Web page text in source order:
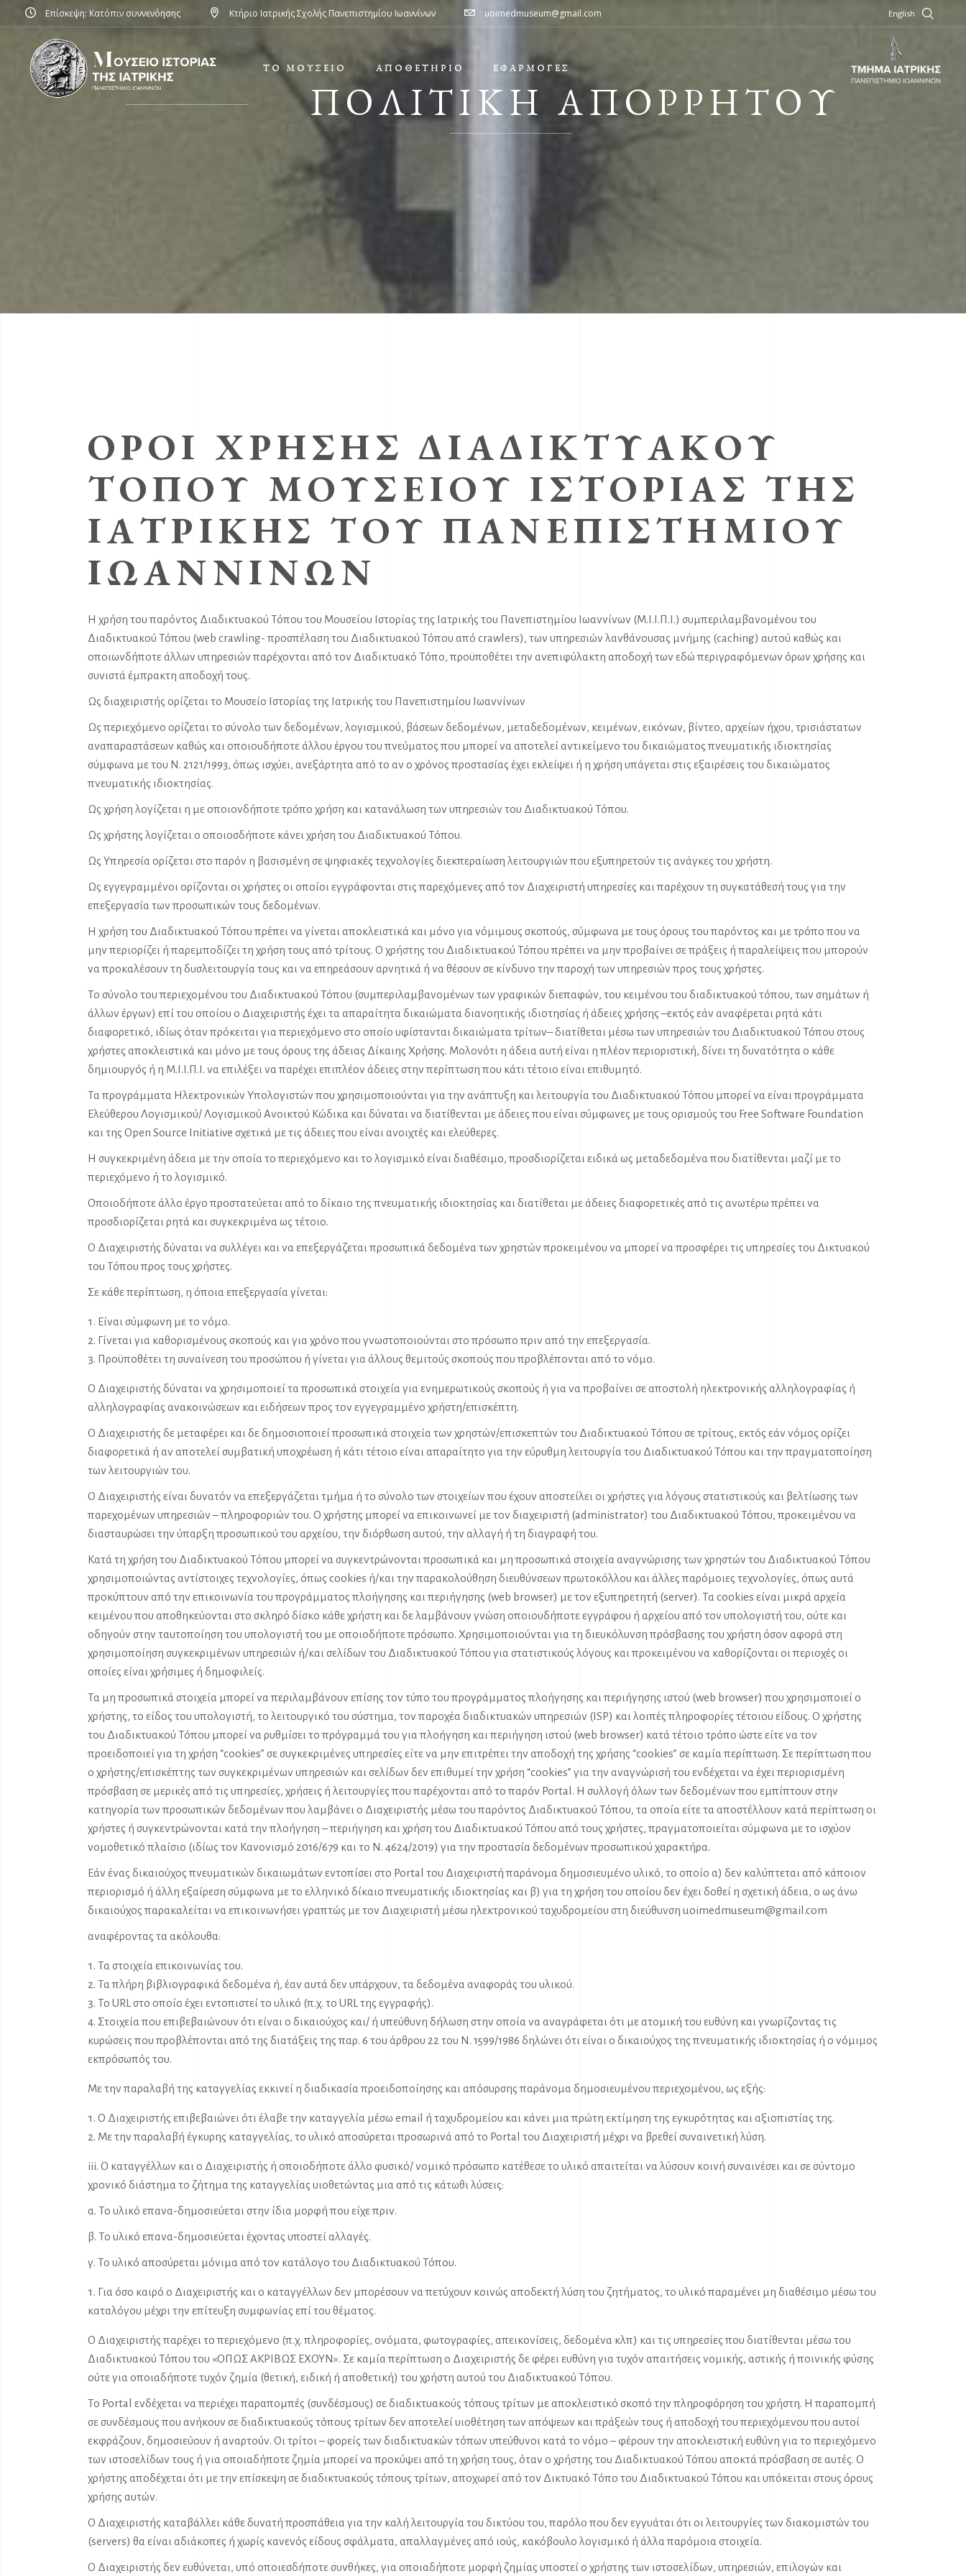
Επίσκεψη: Κατόπιν συννενόησης Κτήριο Ιατρικής Σχολής Πανεπιστημίου Ιωαννίνων uoimedmuseum@gmail.com English
ΤΟ ΜΟΥΣΕΙΟ ΑΠΟΘΕΤΉΡΙΟ ΕΦΑΡΜΟΓΕΣ
ΠΟΛΙΤΙΚΗ ΑΠΟΡΡΗΤΟΥ
ΌΡΟΙ ΧΡΉΣΗΣ ΔΙΑΔΙΚΤΥΑΚΟΎ
ΤΌΠΟΥ ΜΟΥΣΕΊΟΥ ΙΣΤΟΡΊΑΣ ΤΗΣ
ΙΑΤΡΙΚΉΣ ΤΟΥ ΠΑΝΕΠΙΣΤΗΜΊΟΥ
ΙΩΑΝΝΊΝΩΝ
Η χρήση του παρόντος Διαδικτυακού Τόπου του Μουσείου Ιστορίας της Ιατρικής του Πανεπιστημίου Ιωαννίνων (Μ.Ι.Ι.Π.Ι.) συμπεριλαμβανομένου του
Διαδικτυακού Τόπου (web crawling- προσπέλαση του Διαδικτυακού Τόπου από crawlers), των υπηρεσιών λανθάνουσας μνήμης (caching) αυτού καθώς και
οποιωνδήποτε άλλων υπηρεσιών παρέχονται από τον Διαδικτυακό Τόπο, προϋποθέτει την ανεπιφύλακτη αποδοχή των εδώ περιγραφόμενων όρων χρήσης και
συνιστά έμπρακτη αποδοχή τους.
Ως διαχειριστής ορίζεται το Μουσείο Ιστορίας της Ιατρικής του Πανεπιστημίου Ιωαννίνων
Ως περιεχόμενο ορίζεται το σύνολο των δεδομένων, λογισμικού, βάσεων δεδομένων, μεταδεδομένων, κειμένων, εικόνων, βίντεο, αρχείων ήχου, τρισιάστατων
αναπαραστάσεων καθώς και οποιουδήποτε άλλου έργου του πνεύματος που μπορεί να αποτελεί αντικείμενο του δικαιώματος πνευματικής ιδιοκτησίας
σύμφωνα με του Ν. 2121/1993, όπως ισχύει, ανεξάρτητα από το αν ο χρόνος προστασίας έχει εκλείψει ή η χρήση υπάγεται στις εξαιρέσεις του δικαιώματος
πνευματικής ιδιοκτησίας.
Ως χρήση λογίζεται η με οποιονδήποτε τρόπο χρήση και κατανάλωση των υπηρεσιών του Διαδικτυακού Τόπου.
Ως χρήστης λογίζεται ο οποιοσδήποτε κάνει χρήση του Διαδικτυακού Τόπου.
Ως Υπηρεσία ορίζεται στο παρόν η βασισμένη σε ψηφιακές τεχνολογίες διεκπεραίωση λειτουργιών που εξυπηρετούν τις ανάγκες του χρήστη.
Ως εγγεγραμμένοι ορίζονται οι χρήστες οι οποίοι εγγράφονται στις παρεχόμενες από τον Διαχειριστή υπηρεσίες και παρέχουν τη συγκατάθεσή τους για την
επεξεργασία των προσωπικών τους δεδομένων.
Η χρήση του Διαδικτυακού Τόπου πρέπει να γίνεται αποκλειστικά και μόνο για νόμιμους σκοπούς, σύμφωνα με τους όρους του παρόντος και με τρόπο που να
μην περιορίζει ή παρεμποδίζει τη χρήση τους από τρίτους. Ο χρήστης του Διαδικτυακού Τόπου πρέπει να μην προβαίνει σε πράξεις ή παραλείψεις που μπορούν
να προκαλέσουν τη δυσλειτουργία τους και να επηρεάσουν αρνητικά ή να θέσουν σε κίνδυνο την παροχή των υπηρεσιών προς τους χρήστες.
Το σύνολο του περιεχομένου του Διαδικτυακού Τόπου (συμπεριλαμβανομένων των γραφικών διεπαφών, του κειμένου του διαδικτυακού τόπου, των σημάτων ή
άλλων έργων) επί του οποίου ο Διαχειριστής έχει τα απαραίτητα δικαιώματα διανοητικής ιδιοτησίας ή άδειες χρήσης –εκτός εάν αναφέρεται ρητά κάτι
διαφορετικό, ιδίως όταν πρόκειται για περιεχόμενο στο οποίο υφίστανται δικαιώματα τρίτων– διατίθεται μέσω των υπηρεσιών του Διαδικτυακού Τόπου στους
χρήστες αποκλειστικά και μόνο με τους όρους της άδειας Δίκαιης Χρήσης. Μολονότι η άδεια αυτή είναι η πλέον περιοριστική, δίνει τη δυνατότητα ο κάθε
δημιουργός ή η Μ.Ι.Ι.Π.Ι. να επιλέξει να παρέχει επιπλέον άδειες στην περίπτωση που κάτι τέτοιο είναι επιθυμητό.
Τα προγράμματα Ηλεκτρονικών Υπολογιστών που χρησιμοποιούνται για την ανάπτυξη και λειτουργία του Διαδικτυακού Τόπου μπορεί να είναι προγράμματα
Ελεύθερου Λογισμικού/ Λογισμικού Ανοικτού Κώδικα και δύναται να διατίθενται με άδειες που είναι σύμφωνες με τους ορισμούς του Free Software Foundation
και της Open Source Initiative σχετικά με τις άδειες που είναι ανοιχτές και ελεύθερες.
Η συγκεκριμένη άδεια με την οποία το περιεχόμενο και το λογισμικό είναι διαθέσιμο, προσδιορίζεται ειδικά ως μεταδεδομένα που διατίθενται μαζί με το
περιεχόμενο ή το λογισμικό.
Οποιοδήποτε άλλο έργο προστατεύεται από το δίκαιο της πνευματικής ιδιοκτησίας και διατίθεται με άδειες διαφορετικές από τις ανωτέρω πρέπει να
προσδιορίζεται ρητά και συγκεκριμένα ως τέτοιο.
Ο Διαχειριστής δύναται να συλλέγει και να επεξεργάζεται προσωπικά δεδομένα των χρηστών προκειμένου να μπορεί να προσφέρει τις υπηρεσίες του Δικτυακού
του Τόπου προς τους χρήστες.
Σε κάθε περίπτωση, η όποια επεξεργασία γίνεται:
Είναι σύμφωνη με το νόμο.
Γίνεται για καθορισμένους σκοπούς και για χρόνο που γνωστοποιούνται στο πρόσωπο πριν από την επεξεργασία.
Προϋποθέτει τη συναίνεση του προσώπου ή γίνεται για άλλους θεμιτούς σκοπούς που προβλέπονται από το νόμο.
Ο Διαχειριστής δύναται να χρησιμοποιεί τα προσωπικά στοιχεία για ενημερωτικούς σκοπούς ή για να προβαίνει σε αποστολή ηλεκτρονικής αλληλογραφίας ή
αλληλογραφίας ανακοινώσεων και ειδήσεων προς τον εγγεγραμμένο χρήστη/επισκέπτη.
Ο Διαχειριστής δε μεταφέρει και δε δημοσιοποιεί προσωπικά στοιχεία των χρηστών/επισκεπτών του Διαδικτυακού Τόπου σε τρίτους, εκτός εάν νόμος ορίζει
διαφορετικά ή αν αποτελεί συμβατική υποχρέωση ή κάτι τέτοιο είναι απαραίτητο για την εύρυθμη λειτουργία του Διαδικτυακού Τόπου και την πραγματοποίηση
των λειτουργιών του.
Ο Διαχειριστής είναι δυνατόν να επεξεργάζεται τμήμα ή το σύνολο των στοιχείων που έχουν αποστείλει οι χρήστες για λόγους στατιστικούς και βελτίωσης των
παρεχομένων υπηρεσιών – πληροφοριών του. Ο χρήστης μπορεί να επικοινωνεί με τον διαχειριστή (administrator) του Διαδικτυακού Τόπου, προκειμένου να
διασταυρώσει την ύπαρξη προσωπικού του αρχείου, την διόρθωση αυτού, την αλλαγή ή τη διαγραφή του.
Κατά τη χρήση του Διαδικτυακού Τόπου μπορεί να συγκεντρώνονται προσωπικά και μη προσωπικά στοιχεία αναγνώρισης των χρηστών του Διαδικτυακού Τόπου
χρησιμοποιώντας αντίστοιχες τεχνολογίες, όπως cookies ή/και την παρακολούθηση διευθύνσεων πρωτοκόλλου και άλλες παρόμοιες τεχνολογίες, όπως αυτά
προκύπτουν από την επικοινωνία του προγράμματος πλοήγησης και περιήγησης (web browser) με τον εξυπηρετητή (server). Τα cookies είναι μικρά αρχεία
κειμένου που αποθηκεύονται στο σκληρό δίσκο κάθε χρήστη και δε λαμβάνουν γνώση οποιουδήποτε εγγράφου ή αρχείου από τον υπολογιστή του, ούτε και
οδηγούν στην ταυτοποίηση του υπολογιστή του με οποιοδήποτε πρόσωπο. Χρησιμοποιούνται για τη διευκόλυνση πρόσβασης του χρήστη όσον αφορά στη
χρησιμοποίηση συγκεκριμένων υπηρεσιών ή/και σελίδων του Διαδικτυακού Τόπου για στατιστικούς λόγους και προκειμένου να καθορίζονται οι περιοχές οι
οποίες είναι χρήσιμες ή δημοφιλείς.
Τα μη προσωπικά στοιχεία μπορεί να περιλαμβάνουν επίσης τον τύπο του προγράμματος πλοήγησης και περιήγησης ιστού (web browser) που χρησιμοποιεί ο
χρήστης, το είδος του υπολογιστή, το λειτουργικό του σύστημα, τον παροχέα διαδικτυακών υπηρεσιών (ISP) και λοιπές πληροφορίες τέτοιου είδους. Ο χρήστης
του Διαδικτυακού Τόπου μπορεί να ρυθμίσει το πρόγραμμά του για πλοήγηση και περιήγηση ιστού (web browser) κατά τέτοιο τρόπο ώστε είτε να τον
προειδοποιεί για τη χρήση “cookies” σε συγκεκριμένες υπηρεσίες είτε να μην επιτρέπει την αποδοχή της χρήσης “cookies” σε καμία περίπτωση. Σε περίπτωση που
ο χρήστης/επισκέπτης των συγκεκριμένων υπηρεσιών και σελίδων δεν επιθυμεί την χρήση “cookies” για την αναγνώρισή του ενδέχεται να έχει περιορισμένη
πρόσβαση σε μερικές από τις υπηρεσίες, χρήσεις ή λειτουργίες που παρέχονται από το παρόν Portal. Η συλλογή όλων των δεδομένων που εμπίπτουν στην
κατηγορία των προσωπικών δεδομένων που λαμβάνει ο Διαχειριστής μέσω του παρόντος Διαδικτυακού Τόπου, τα οποία είτε τα αποστέλλουν κατά περίπτωση οι
χρήστες ή συγκεντρώνονται κατά την πλοήγηση – περιήγηση και χρήση του Διαδικτυακού Τόπου από τους χρήστες, πραγματοποιείται σύμφωνα με το ισχύον
νομοθετικό πλαίσιο (ιδίως τον Κανονισμό 2016/679 και το Ν. 4624/2019) για την προστασία δεδομένων προσωπικού χαρακτήρα.
Εάν ένας δικαιούχος πνευματικών δικαιωμάτων εντοπίσει στο Portal του Διαχειριστή παράνομα δημοσιευμένο υλικό, το οποίο α) δεν καλύπτεται από κάποιον
περιορισμό ή άλλη εξαίρεση σύμφωνα με το ελληνικό δίκαιο πνευματικής ιδιοκτησίας και β) για τη χρήση του οποίου δεν έχει δοθεί η σχετική άδεια, ο ως άνω
δικαιούχος παρακαλείται να επικοινωνήσει γραπτώς με τον Διαχειριστή μέσω ηλεκτρονικού ταχυδρομείου στη διεύθυνση uoimedmuseum@gmail.com
αναφέροντας τα ακόλουθα:
Τα στοιχεία επικοινωνίας του.
Τα πλήρη βιβλιογραφικά δεδομένα ή, έαν αυτά δεν υπάρχουν, τα δεδομένα αναφοράς του υλικού.
Το URL στο οποίο έχει εντοπιστεί το υλικό (π.χ. το URL της εγγραφής).
Στοιχεία που επιβεβαιώνουν ότι είναι ο δικαιούχος και/ ή υπεύθυνη δήλωση στην οποία να αναγράφεται ότι με ατομική του ευθύνη και γνωρίζοντας τις
κυρώσεις που προβλέπονται από της διατάξεις της παρ. 6 του άρθρου 22 του Ν. 1599/1986 δηλώνει ότι είναι ο δικαιούχος της πνευματικής ιδιοκτησίας ή ο νόμιμος
εκπρόσωπός του.
Με την παραλαβή της καταγγελίας εκκινεί η διαδικασία προειδοποίησης και απόσυρσης παράνομα δημοσιευμένου περιεχομένου, ως εξής:
Ο Διαχειριστής επιβεβαιώνει ότι έλαβε την καταγγελία μέσω email ή ταχυδρομείου και κάνει μια πρώτη εκτίμηση της εγκυρότητας και αξιοπιστίας της.
Με την παραλαβή έγκυρης καταγγελίας, το υλικό αποσύρεται προσωρινά από το Portal του Διαχειριστή μέχρι να βρεθεί συναινετική λύση.
iii. Ο καταγγέλλων και ο Διαχειριστής ή οποιοδήποτε άλλο φυσικό/ νομικό πρόσωπο κατέθεσε το υλικό απαιτείται να λύσουν κοινή συναινέσει και σε σύντομο
χρονικό διάστημα το ζήτημα της καταγγελίας υιοθετώντας μια από τις κάτωθι λύσεις:
α. Το υλικό επανα-δημοσιεύεται στην ίδια μορφή που είχε πριν.
β. Το υλικό επανα-δημοσιεύεται έχοντας υποστεί αλλαγές.
γ. Το υλικό αποσύρεται μόνιμα από τον κατάλογο του Διαδικτυακού Τόπου.
Για όσο καιρό ο Διαχειριστής και ο καταγγέλλων δεν μπορέσουν να πετύχουν κοινώς αποδεκτή λύση του ζητήματος, το υλικό παραμένει μη διαθέσιμο μέσω του
καταλόγου μέχρι την επίτευξη συμφωνίας επί του θέματος.
Ο Διαχειριστής παρέχει το περιεχόμενο (π.χ. πληροφορίες, ονόματα, φωτογραφίες, απεικονίσεις, δεδομένα κλπ) και τις υπηρεσίες που διατίθενται μέσω του
Διαδικτυακού Τόπου του «ΟΠΩΣ ΑΚΡΙΒΩΣ ΕΧΟΥΝ». Σε καμία περίπτωση ο Διαχειριστής δε φέρει ευθύνη για τυχόν απαιτήσεις νομικής, αστικής ή ποινικής φύσης
ούτε για οποιαδήποτε τυχόν ζημία (θετική, ειδική ή αποθετική) του χρήστη αυτού του Διαδικτυακού Τόπου.
Το Portal ενδέχεται να περιέχει παραπομπές (συνδέσμους) σε διαδικτυακούς τόπους τρίτων με αποκλειστικό σκοπό την πληροφόρηση του χρήστη. Η παραπομπή
σε συνδέσμους που ανήκουν σε διαδικτυακούς τόπους τρίτων δεν αποτελεί υιοθέτηση των απόψεων και πράξεών τους ή αποδοχή του περιεχόμενου που αυτοί
εκφράζουν, δημοσιεύουν ή αναρτούν. Οι τρίτοι – φορείς των διαδικτυακών τόπων υπεύθυνοι κατά το νόμο – φέρουν την αποκλειστική ευθύνη για το περιεχόμενο
των ιστοσελίδων τους ή για οποιαδήποτε ζημία μπορεί να προκύψει από τη χρήση τους, όταν ο χρήστης του Διαδικτυακού Τόπου αποκτά πρόσβαση σε αυτές. Ο
χρήστης αποδέχεται ότι με την επίσκεψη σε διαδικτυακούς τόπους τρίτων, αποχωρεί από τον Δικτυακό Τόπο του Διαδικτυακού Τόπου και υπόκειται στους όρους
χρήσης αυτών.
Ο Διαχειριστής καταβάλλει κάθε δυνατή προσπάθεια για την καλή λειτουργία του δικτύου του, παρόλο που δεν εγγυάται ότι οι λειτουργίες των διακομιστών του
(servers) θα είναι αδιάκοπες ή χωρίς κανενός είδους σφάλματα, απαλλαγμένες από ιούς, κακόβουλο λογισμικό ή άλλα παρόμοια στοιχεία.
Ο Διαχειριστής δεν ευθύνεται, υπό οποιεσδήποτε συνθήκες, για οποιαδήποτε μορφή ζημίας υποστεί ο χρήστης των ιστοσελίδων, υπηρεσιών, επιλογών και